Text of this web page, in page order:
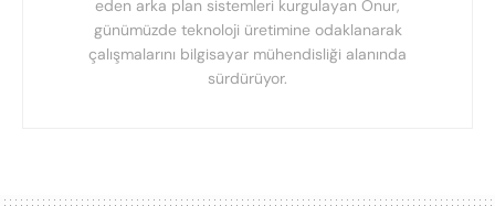
eden arka plan sistemleri kurgulayan Onur,
günümüzde teknoloji üretimine odaklanarak
çalışmalarını bilgisayar mühendisliği alanında
sürdürüyor.